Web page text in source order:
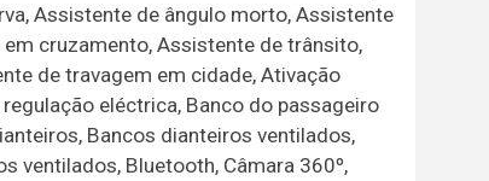
Assistente de ângulo morto, Assistente
cruzamento, Assistente de trânsito,
de travagem em cidade, Ativação
eléctrica, Banco do passageiro
Bancos dianteiros ventilados,
ventilados, Bluetooth, Câmara 360º,